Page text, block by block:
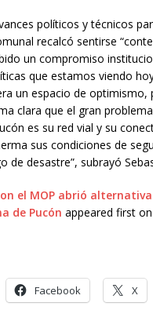
políticos y técnicos
recalcó sentirse
un compromiso
que estamos viendo
un espacio de optimismo,
clara que el gran
es su red vial y su
sus condiciones de
de desastre”, subrayó
el MOP abrió
de Pucón appeared first on
Facebook X